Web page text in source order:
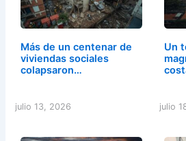
Más de un centenar de
viviendas sociales
colapsaron…
julio 13, 2026
Un
julio